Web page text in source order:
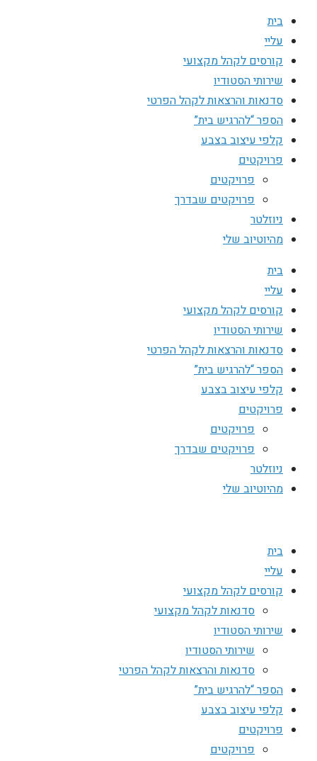
בית
עליי
קורסים לקהל מקצועי
שירותי הסטודיו
סדנאות והרצאות לקהל הפרטי
הספר “להרגיש בית”
קלפי עיצוב בצבע
פרויקטים
פרויקטים
פרויקטים שבדרך
ניוזלטר
מהיוטיוב שלי
בית
עליי
קורסים לקהל מקצועי
שירותי הסטודיו
סדנאות והרצאות לקהל הפרטי
הספר “להרגיש בית”
קלפי עיצוב בצבע
פרויקטים
פרויקטים
פרויקטים שבדרך
ניוזלטר
מהיוטיוב שלי
בית
עליי
קורסים לקהל מקצועי
סדנאות לקהל מקצועי
שירותי הסטודיו
שירותי הסטודיו
סדנאות והרצאות לקהל הפרטי
הספר “להרגיש בית”
קלפי עיצוב בצבע
פרויקטים
פרויקטים